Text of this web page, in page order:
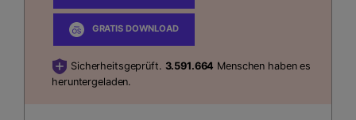
GRATIS DOWNLOAD
Sicherheitsgeprüft. 3.591.664 Menschen haben es
heruntergeladen.